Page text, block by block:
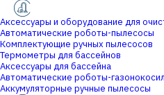
Аксессуары и оборудование для
Автоматические роботы-пылесосы
Комплектующие ручных пылесосов
Термометры для бассейнов
Аксессуары для бассейна
Автоматические роботы-
Аккумуляторные ручные пылесосы